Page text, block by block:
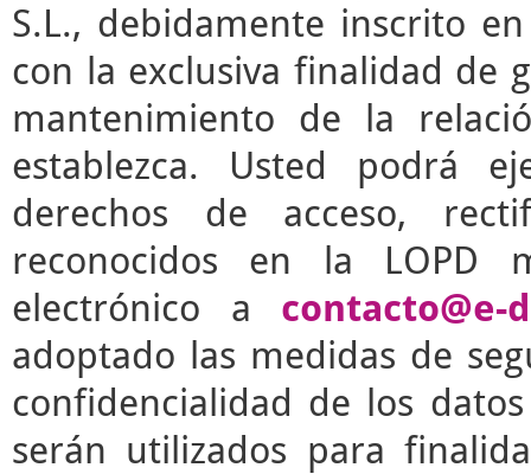
S.L., debidamente inscrito
con la exclusiva finalidad de
mantenimiento de la
establezca. Usted podrá
derechos de acceso,
reconocidos en la LOPD
electrónico a contacto@e-
adoptado las medidas de
confidencialidad de los
serán utilizados para